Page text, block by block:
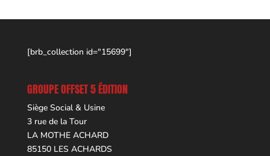
[brb_collection id="15699"]
GROUPE OFFSET 5 ÉDITION
Siège Social & Usine
3 rue de la Tour
LA MOTHE ACHARD
85150 LES ACHARDS